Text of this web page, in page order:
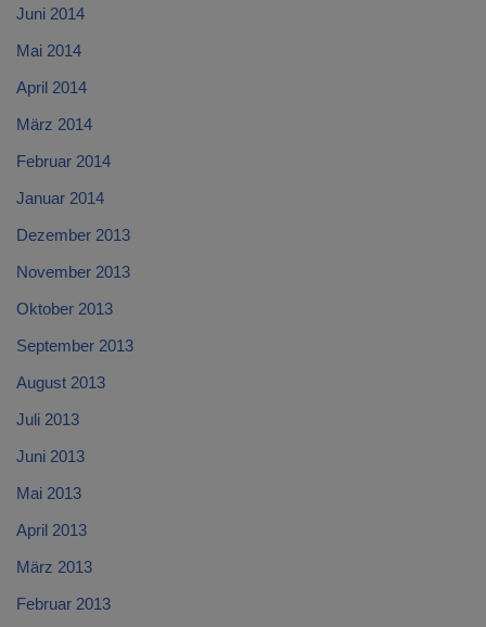
Juni 2014
Mai 2014
April 2014
März 2014
Februar 2014
Januar 2014
Dezember 2013
November 2013
Oktober 2013
September 2013
August 2013
Juli 2013
Juni 2013
Mai 2013
April 2013
März 2013
Februar 2013